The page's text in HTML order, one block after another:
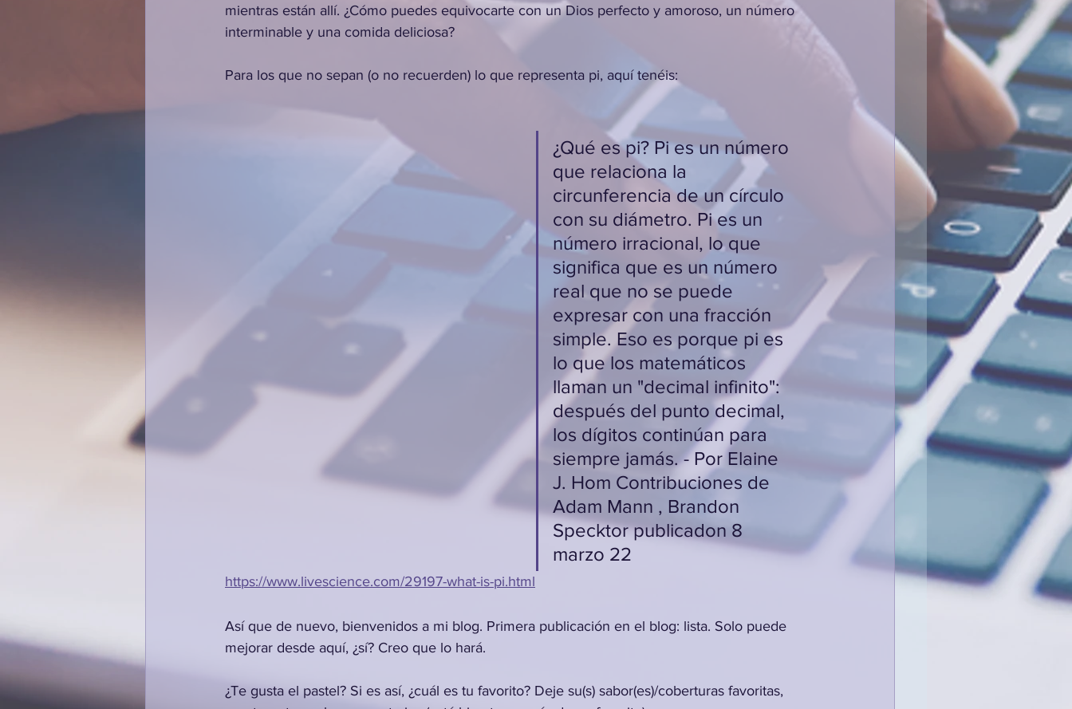
mientras están allí. ¿Cómo puedes equivocarte con un Dios perfecto y amoroso, un número
interminable y una comida deliciosa?
Para los que no sepan (o no recuerden) lo que representa pi, aquí tenéis:
¿Qué es pi? Pi es un número
que relaciona la
circunferencia de un círculo
con su diámetro. Pi es un
número irracional, lo que
significa que es un número
real que no se puede
expresar con una fracción
simple. Eso es porque pi es
lo que los matemáticos
llaman un "decimal infinito":
después del punto decimal,
los dígitos continúan para
siempre jamás. - Por Elaine
J. Hom Contribuciones de
Adam Mann , Brandon
Specktor publicadon 8
marzo 22
https://www.livescience.com/29197-what-is-pi.html
Así que de nuevo, bienvenidos a mi blog. Primera publicación en el blog: lista. Solo puede
mejorar desde aquí, ¿sí? Creo que lo hará.
¿Te gusta el pastel? Si es así, ¿cuál es tu favorito? Deje su(s) sabor(es)/coberturas favoritas,